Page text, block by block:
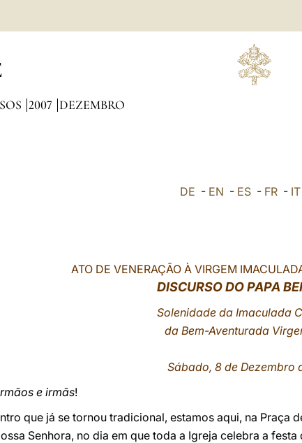
2007 DEZEMBRO
DE - EN - ES - FR - IT
ATO DE VENERAÇÃO À VIRGEM
DISCURSO DO PAPA
Solenidade da Imaculada
da Bem-Aventurada
Sábado, 8 de Dezembro
e irmãs!
que já se tornou tradicional, estamos aqui, na Praça
Senhora, no dia em que toda a Igreja celebra a